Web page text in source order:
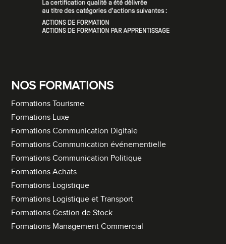
NOS FORMATIONS
Formations Tourisme
Formations Luxe
Formations Communication Digitale
Formations Communication événementielle
Formations Communication Politique
Formations Achats
Formations Logistique
Formations Logistique et Transport
Formations Gestion de Stock
Formations Management Commercial